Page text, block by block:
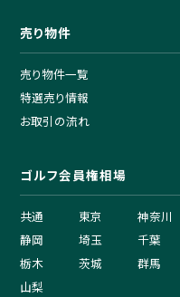
売り物件
売り物件一覧
特選売り情報
お取引の流れ
ゴルフ会員権相場
共通 東京
神奈川
静岡
埼玉
千葉
栃木
茨城
群馬
山梨